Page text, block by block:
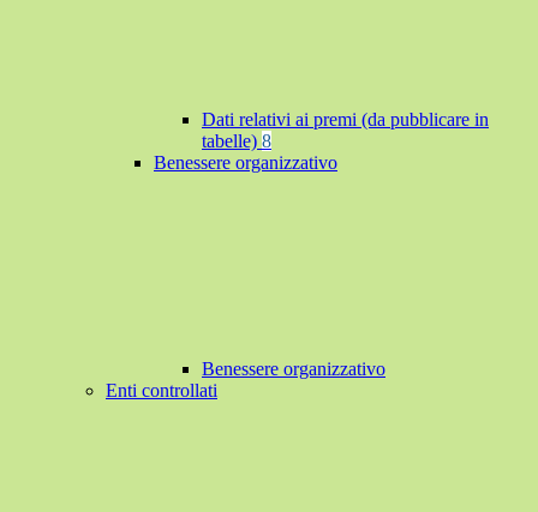
Dati relativi ai premi (da pubblicare in
tabelle) 8
Benessere organizzativo
Benessere organizzativo
Enti controllati